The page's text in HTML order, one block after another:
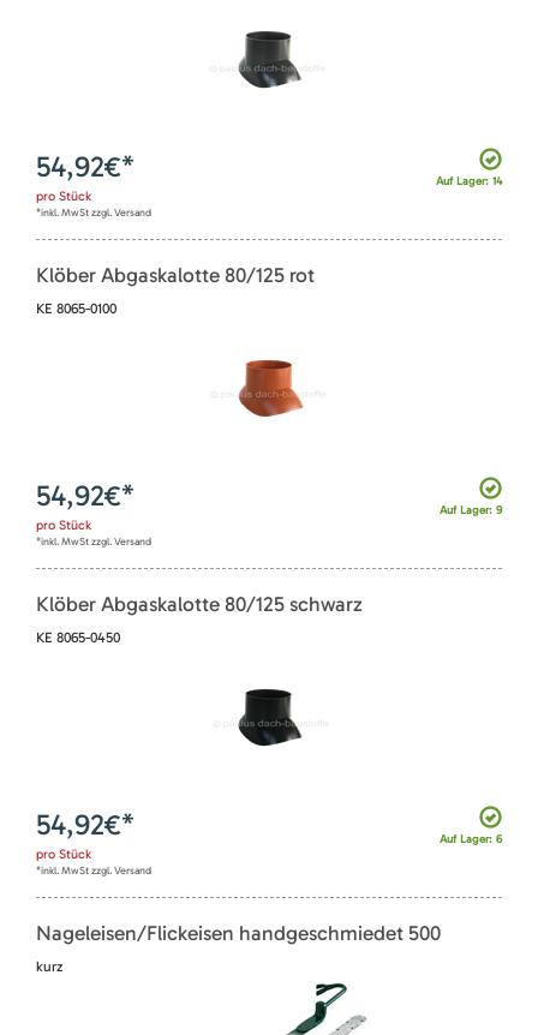
Auf Lager: 14
54,92€*
pro Stück
*inkl. MwSt zzgl. Versand
Klöber Abgaskalotte 80/125 rot
KE 8065-0100
Auf Lager: 9
54,92€*
pro Stück
*inkl. MwSt zzgl. Versand
Klöber Abgaskalotte 80/125 schwarz
KE 8065-0450
Auf Lager: 6
54,92€*
pro Stück
*inkl. MwSt zzgl. Versand
Nageleisen/Flickeisen handgeschmiedet 500
kurz